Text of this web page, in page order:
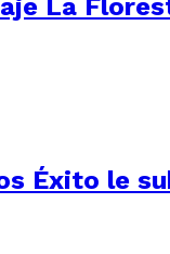
La
Éxito le